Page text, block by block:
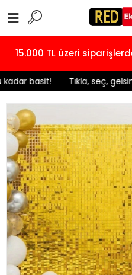
15.000 TL üzeri
basit! Tıkla, seç,